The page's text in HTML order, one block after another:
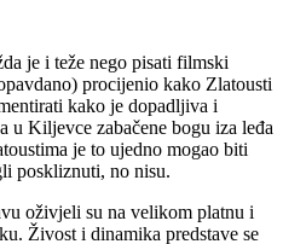
je i teže nego pisati filmski
procijenio kako Zlatousti
kako je dopadljiva i
u Kiljevce zabačene bogu iza leđa
je to ujedno mogao biti
poskliznuti, no nisu.
oživjeli su na velikom platnu i
Živost i dinamika predstave se